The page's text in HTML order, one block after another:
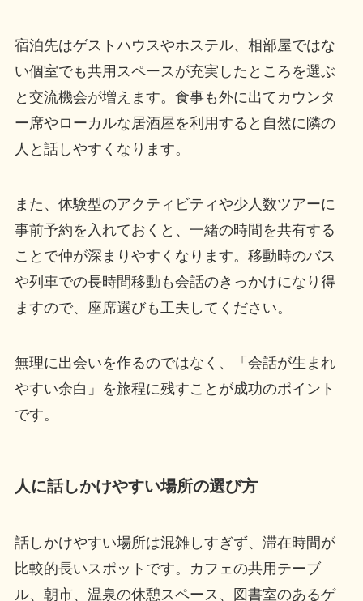
宿泊先はゲストハウスやホステル、相部屋ではな
い個室でも共用スペースが充実したところを選ぶ
と交流機会が増えます。食事も外に出てカウンタ
ー席やローカルな居酒屋を利用すると自然に隣の
人と話しやすくなります。
また、体験型のアクティビティや少人数ツアーに
事前予約を入れておくと、一緒の時間を共有する
ことで仲が深まりやすくなります。移動時のバス
や列車での長時間移動も会話のきっかけになり得
ますので、座席選びも工夫してください。
無理に出会いを作るのではなく、「会話が生まれ
やすい余白」を旅程に残すことが成功のポイント
です。
人に話しかけやすい場所の選び方
話しかけやすい場所は混雑しすぎず、滞在時間が
比較的長いスポットです。カフェの共用テーブ
ル、朝市、温泉の休憩スペース、図書室のあるゲ